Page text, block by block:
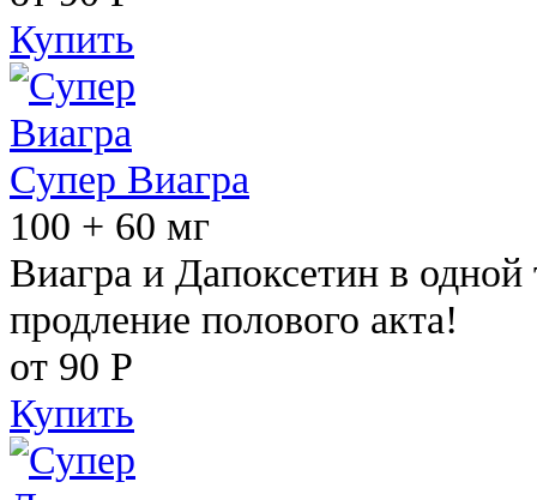
Купить
Супер Виагра
100 + 60 мг
Виагра и Дапоксетин в одной
продление полового акта!
от 90 Р
Купить